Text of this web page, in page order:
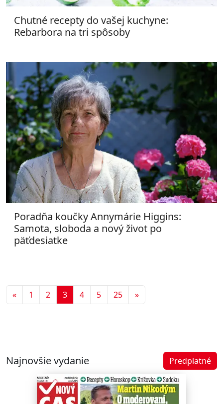
Chutné recepty do vašej kuchyne:
Rebarbora na tri spôsoby
Poradňa koučky Annymárie Higgins:
Samota, sloboda a nový život po
päťdesiatke
«Predchádzajúca
1 2 3 4 5 25 »Ďalšia
Najnovšie vydanie Predplatné